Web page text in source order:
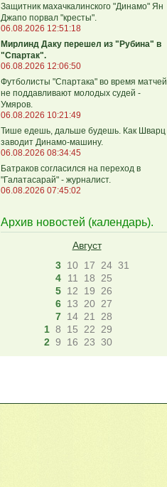
Защитник махачкалинского "Динамо" Ян
Джапо порвал "кресты".
06.08.2026 12:51:18
Мирлинд Даку перешел из "Рубина" в
"Спартак".
06.08.2026 12:06:50
Футболисты "Спартака" во время матчей
не поддавливают молодых судей -
Умяров.
06.08.2026 10:21:49
Тише едешь, дальше будешь. Как Шварц
заводит Динамо-машину.
06.08.2026 08:34:45
Батраков согласился на переход в
"Галатасарай" - журналист.
06.08.2026 07:45:02
Архив новостей (календарь).
Август
3 10 17 24 31
4
11 18
25
5 12 19
26
6 13 20 27
7 14 21
28
1 8 15 22
29
2 9 16 23 30